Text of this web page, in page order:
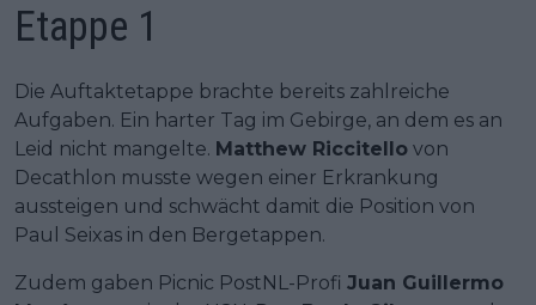
Etappe 1
Die Auftaktetappe brachte bereits zahlreiche
Aufgaben. Ein harter Tag im Gebirge, an dem es an
Leid nicht mangelte. Matthew Riccitello von
Decathlon musste wegen einer Erkrankung
aussteigen und schwächt damit die Position von
Paul Seixas in den Bergetappen.
Zudem gaben Picnic PostNL-Profi Juan Guillermo